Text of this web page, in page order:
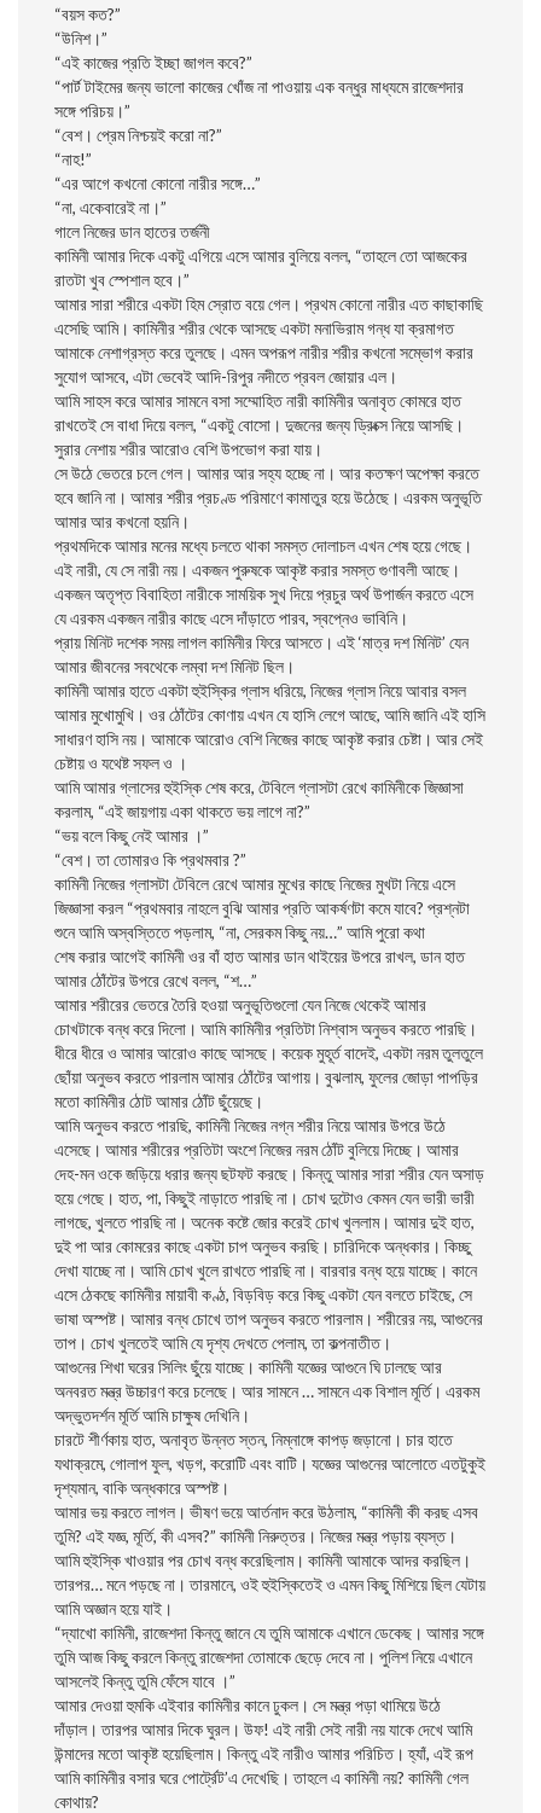
“বয়স কত?”
“উনিশ।”
“এই কাজের প্রতি ইচ্ছা জাগল কবে?”
“পার্ট টাইমের জন্য ভালো কাজের খোঁজ না পাওয়ায় এক বন্ধুর মাধ্যমে রাজেশদার
সঙ্গে পরিচয়।”
“বেশ। প্রেম নিশ্চয়ই করো না?”
“নাহ!”
“এর আগে কখনো কোনো নারীর সঙ্গে…”
“না, একেবারেই না।”
গালে নিজের ডান হাতের তর্জনী
কামিনী আমার দিকে একটু এগিয়ে এসে আমার বুলিয়ে বলল, “তাহলে তো আজকের
রাতটা খুব স্পেশাল হবে।”
আমার সারা শরীরে একটা হিম স্রোত বয়ে গেল। প্রথম কোনো নারীর এত কাছাকাছি
এসেছি আমি। কামিনীর শরীর থেকে আসছে একটা মনাভিরাম গন্ধ যা ক্রমাগত
আমাকে নেশাগ্রস্ত করে তুলছে। এমন অপরূপ নারীর শরীর কখনো সম্ভোগ করার
সুযোগ আসবে, এটা ভেবেই আদি-রিপুর নদীতে প্রবল জোয়ার এল।
আমি সাহস করে আমার সামনে বসা সম্মোহিত নারী কামিনীর অনাবৃত কোমরে হাত
রাখতেই সে বাধা দিয়ে বলল, “একটু বোসো। দুজনের জন্য ড্রিংক্স নিয়ে আসছি।
সুরার নেশায় শরীর আরোও বেশি উপভোগ করা যায়।
সে উঠে ভেতরে চলে গেল। আমার আর সহ্য হচ্ছে না। আর কতক্ষণ অপেক্ষা করতে
হবে জানি না। আমার শরীর প্রচণ্ড পরিমাণে কামাতুর হয়ে উঠেছে। এরকম অনুভূতি
আমার আর কখনো হয়নি।
প্রথমদিকে আমার মনের মধ্যে চলতে থাকা সমস্ত দোলাচল এখন শেষ হয়ে গেছে।
এই নারী, যে সে নারী নয়। একজন পুরুষকে আকৃষ্ট করার সমস্ত গুণাবলী আছে।
একজন অতৃপ্ত বিবাহিতা নারীকে সাময়িক সুখ দিয়ে প্রচুর অর্থ উপার্জন করতে এসে
যে এরকম একজন নারীর কাছে এসে দাঁড়াতে পারব, স্বপ্নেও ভাবিনি।
প্রায় মিনিট দশেক সময় লাগল কামিনীর ফিরে আসতে। এই ‘মাত্র দশ মিনিট’ যেন
আমার জীবনের সবথেকে লম্বা দশ মিনিট ছিল।
কামিনী আমার হাতে একটা হুইস্কির গ্লাস ধরিয়ে, নিজের গ্লাস নিয়ে আবার বসল
আমার মুখোমুখি। ওর ঠোঁটের কোণায় এখন যে হাসি লেগে আছে, আমি জানি এই হাসি
সাধারণ হাসি নয়। আমাকে আরোও বেশি নিজের কাছে আকৃষ্ট করার চেষ্টা। আর সেই
চেষ্টায় ও যথেষ্ট সফল ও ।
আমি আমার গ্লাসের হুইস্কি শেষ করে, টেবিলে গ্লাসটা রেখে কামিনীকে জিজ্ঞাসা
করলাম, “এই জায়গায় একা থাকতে ভয় লাগে না?”
“ভয় বলে কিছু নেই আমার ।”
“বেশ। তা তোমারও কি প্রথমবার ?”
কামিনী নিজের গ্লাসটা টেবিলে রেখে আমার মুখের কাছে নিজের মুখটা নিয়ে এসে
জিজ্ঞাসা করল “প্রথমবার নাহলে বুঝি আমার প্রতি আকর্ষণটা কমে যাবে? প্রশ্নটা
শুনে আমি অস্বস্তিতে পড়লাম, “না, সেরকম কিছু নয়…” আমি পুরো কথা
শেষ করার আগেই কামিনী ওর বাঁ হাত আমার ডান থাইয়ের উপরে রাখল, ডান হাত
আমার ঠোঁটের উপরে রেখে বলল, “শ…”
আমার শরীরের ভেতরে তৈরি হওয়া অনুভূতিগুলো যেন নিজে থেকেই আমার
চোখটাকে বন্ধ করে দিলো। আমি কামিনীর প্রতিটা নিশ্বাস অনুভব করতে পারছি।
ধীরে ধীরে ও আমার আরোও কাছে আসছে। কয়েক মুহূর্ত বাদেই, একটা নরম তুলতুলে
ছোঁয়া অনুভব করতে পারলাম আমার ঠোঁটের আগায়। বুঝলাম, ফুলের জোড়া পাপড়ির
মতো কামিনীর ঠোট আমার ঠোঁট ছুঁয়েছে।
আমি অনুভব করতে পারছি, কামিনী নিজের নগ্ন শরীর নিয়ে আমার উপরে উঠে
এসেছে। আমার শরীরের প্রতিটা অংশে নিজের নরম ঠোঁট বুলিয়ে দিচ্ছে। আমার
দেহ-মন ওকে জড়িয়ে ধরার জন্য ছটফট করছে। কিন্তু আমার সারা শরীর যেন অসাড়
হয়ে গেছে। হাত, পা, কিছুই নাড়াতে পারছি না। চোখ দুটোও কেমন যেন ভারী ভারী
লাগছে, খুলতে পারছি না। অনেক কষ্টে জোর করেই চোখ খুললাম। আমার দুই হাত,
দুই পা আর কোমরের কাছে একটা চাপ অনুভব করছি। চারিদিকে অন্ধকার। কিচ্ছু
দেখা যাচ্ছে না। আমি চোখ খুলে রাখতে পারছি না। বারবার বন্ধ হয়ে যাচ্ছে। কানে
এসে ঠেকছে কামিনীর মায়াবী কণ্ঠ, বিড়বিড় করে কিছু একটা যেন বলতে চাইছে, সে
ভাষা অস্পষ্ট। আমার বন্ধ চোখে তাপ অনুভব করতে পারলাম। শরীরের নয়, আগুনের
তাপ। চোখ খুলতেই আমি যে দৃশ্য দেখতে পেলাম, তা কল্পনাতীত।
আগুনের শিখা ঘরের সিলিং ছুঁয়ে যাচ্ছে। কামিনী যজ্ঞের আগুনে ঘি ঢালছে আর
অনবরত মন্ত্র উচ্চারণ করে চলেছে। আর সামনে … সামনে এক বিশাল মূর্তি। এরকম
অদ্ভুতদর্শন মূর্তি আমি চাক্ষুষ দেখিনি।
চারটে শীর্ণকায় হাত, অনাবৃত উন্নত স্তন, নিম্নাঙ্গে কাপড় জড়ানো। চার হাতে
যথাক্রমে, গোলাপ ফুল, খড়গ, করোটি এবং বাটি। যজ্ঞের আগুনের আলোতে এতটুকুই
দৃশ্যমান, বাকি অন্ধকারে অস্পষ্ট।
আমার ভয় করতে লাগল। ভীষণ ভয়ে আর্তনাদ করে উঠলাম, “কামিনী কী করছ এসব
তুমি? এই যজ্ঞ, মূর্তি, কী এসব?” কামিনী নিরুত্তর। নিজের মন্ত্র পড়ায় ব্যস্ত।
আমি হুইস্কি খাওয়ার পর চোখ বন্ধ করেছিলাম। কামিনী আমাকে আদর করছিল।
তারপর… মনে পড়ছে না। তারমানে, ওই হুইস্কিতেই ও এমন কিছু মিশিয়ে ছিল যেটায়
আমি অজ্ঞান হয়ে যাই।
“দ্যাখো কামিনী, রাজেশদা কিন্তু জানে যে তুমি আমাকে এখানে ডেকেছ। আমার সঙ্গে
তুমি আজ কিছু করলে কিন্তু রাজেশদা তোমাকে ছেড়ে দেবে না। পুলিশ নিয়ে এখানে
আসলেই কিন্তু তুমি ফেঁসে যাবে ।”
আমার দেওয়া হুমকি এইবার কামিনীর কানে ঢুকল। সে মন্ত্র পড়া থামিয়ে উঠে
দাঁড়াল। তারপর আমার দিকে ঘুরল। উফ! এই নারী সেই নারী নয় যাকে দেখে আমি
উন্মাদের মতো আকৃষ্ট হয়েছিলাম। কিন্তু এই নারীও আমার পরিচিত। হ্যাঁ, এই রূপ
আমি কামিনীর বসার ঘরে পোর্ট্রেট’এ দেখেছি। তাহলে এ কামিনী নয়? কামিনী গেল
কোথায়?